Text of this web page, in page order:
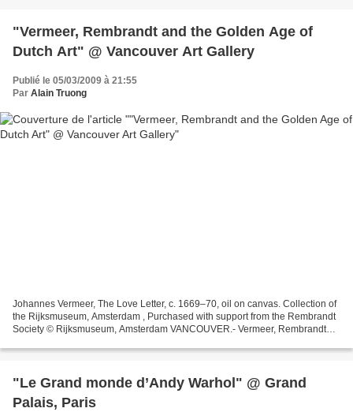
"Vermeer, Rembrandt and the Golden Age of
Dutch Art" @ Vancouver Art Gallery
Publié le 05/03/2009 à 21:55
Par Alain Truong
Johannes Vermeer, The Love Letter, c. 1669–70, oil on canvas. Collection of
the Rijksmuseum, Amsterdam , Purchased with support from the Rembrandt
Society © Rijksmuseum, Amsterdam VANCOUVER.- Vermeer, Rembrandt
"Le Grand monde d’Andy Warhol" @ Grand
Palais, Paris